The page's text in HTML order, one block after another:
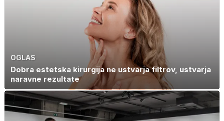
OGLAS
Dobra estetska kirurgija ne ustvarja filtrov, ustvarja
naravne rezultate